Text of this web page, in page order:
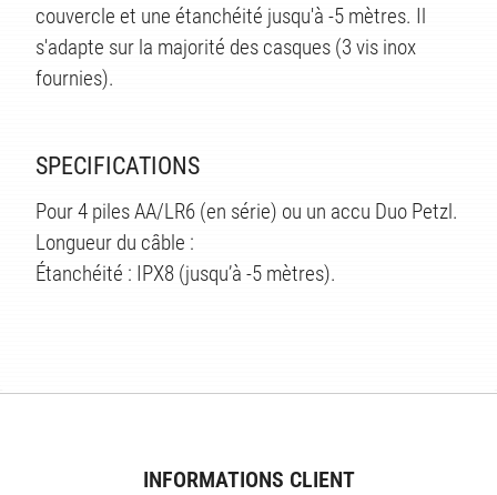
couvercle et une étanchéité jusqu'à -5 mètres. Il
s'adapte sur la majorité des casques (3 vis inox
fournies).
SPECIFICATIONS
Pour 4 piles AA/LR6 (en série) ou un accu Duo Petzl.
Longueur du câble :
Étanchéité : IPX8 (jusqu’à -5 mètres).
INFORMATIONS CLIENT